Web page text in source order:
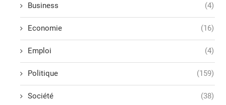
Business (4)
Economie (16)
Emploi (4)
Politique (159)
Société (38)